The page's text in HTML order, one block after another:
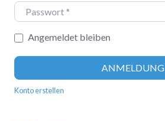
Passwort
Angemeldet bleiben
ANMELDUNG
Konto erstellen